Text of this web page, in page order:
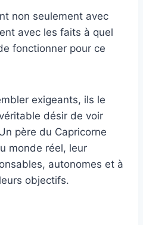
non seulement avec
avec les faits à quel
fonctionner pour ce
exigeants, ils le
désir de voir
père du Capricorne
monde réel, leur
autonomes et à
objectifs.